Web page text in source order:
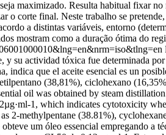
maximizado. Resulta habitual fixar
o corte final. Neste trabalho se
a distintas variáveis, entorno
mostram como a duração ótima do
y su actividad tóxica fue determinada
indica que el aceite esencial es un
(38,81%), ciclohexano
oil was obtained by steam
1, which indicates cytotoxicity
2-methylpentane (38.81%),
um óleo essencial empregando a